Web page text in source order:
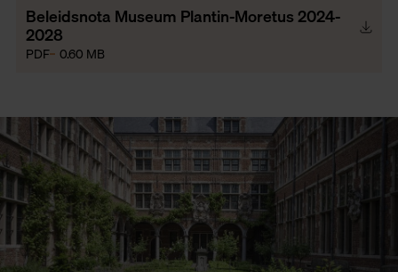
Beleidsnota Museum Plantin-Moretus 2024-
2028
PDF 0.60 MB